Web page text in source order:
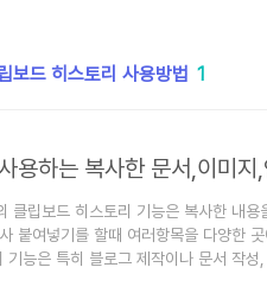
보드 히스토리 사용방법 1
클립보드 히스토리 기능은 복사한 내
붙여넣기를 할때 여러항목을 다양한
기능은 특히 블로그 제작이나 문서 작